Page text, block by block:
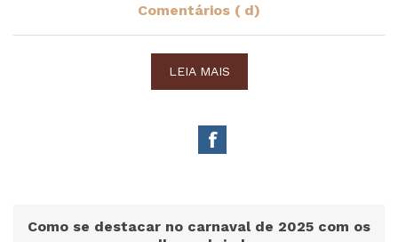
Comentários ( d)
LEIA MAIS
Como se destacar no carnaval de 2025 com os